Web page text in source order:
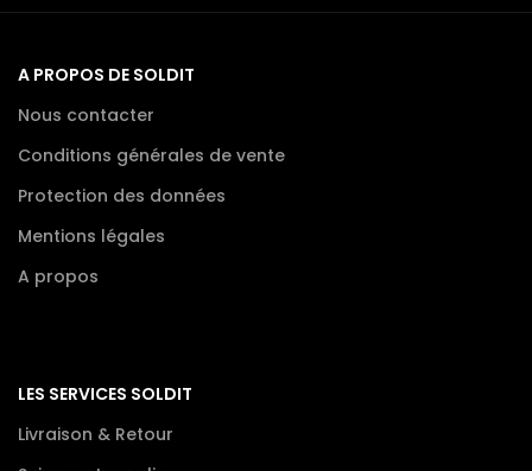
A PROPOS DE SOLDIT
Nous contacter
Conditions générales de vente
Protection des données
Mentions légales
A propos
LES SERVICES SOLDIT
Livraison & Retour